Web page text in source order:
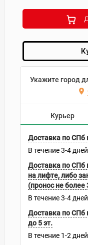
Укажите город
Курьер
Доставка по СПб
В течение3-4 дней
Доставка по СПб
на лифте, либо
(пронос не более
В течение3-4 дней
Доставка по СПб
до 5 эт.
В течение 1-2 дней